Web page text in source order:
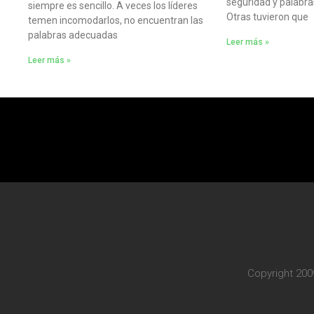
siempre es sencillo. A veces los líderes
temen incomodarlos, no encuentran las
palabras adecuadas
Leer más »
seguridad y
Otras tuvieron que
Leer más »
Copyright